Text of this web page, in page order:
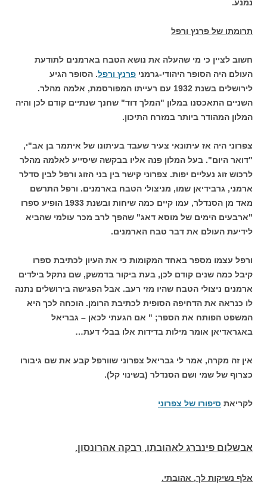
נמנע.
תרומתו של פרנץ ורפל
חשוב לציין כי מי שהעלה את נושא הטבח בארמנים לתודעת
העולם היה הסופר היהודי-גרמני פרנץ ורפל. הסופר הגיע
לירושלים בשנת 1932 עם רעייתו המפורסמת, אלמה מהלר.
השניים התאכסנו במלון "המלך דוד" שחנך שנתיים קודם לכן והיה
המלון המהודר ביותר במזרח התיכון.
צפרוני היה אז עיתונאי צעיר שעבד בעיתונו של איתמר בן אב"י,
"דואר היום". בעל המלון פנה אליו בבקשה שיסייע לאלמה מהלר
לרכוש זוג נעליים יפות. צפרוני קישר בין בני הזוג ורפל לבין סדלר
ארמני, גרבידיאן שמו, מניצולי הטבח בארמנים. ורפל התרשם
מאד מן הסנדלר, עמו קיים כמה שיחות ובשנת 1933 הופיע ספרו
"ארבעים הימים של מוסא דאג" שהפך לרב מכר עולמי שהביא
לידיעת העולם את דבר טבח הארמנים.
ורפל עצמו מספר באחד המקומות כי את העיון לכתיבת ספרו
קיבל כמה שנים קודם לכן, בעת ביקור בדמשק, שם נתקל בילדים
ארמנים ניצולי הטבח שהיו מזי רעב. אבל הפגישה בירושלים נתנה
לו כנראה את הדחיפה הסופית לכתיבת הרומן. הוכחה לכך היא
המשפט הפותח את הספר; " אם הגעתי לכאן – גבריאל
באגראדיאן אומר מילות בדידות אלו בבלי דעת…
אין זה מקרה, אמר לי גבריאל צפרוני שוורפל קבע את שם גיבורו
כצרוף של שמי ושם הסנדלר (בשינוי קל).
לקריאת סיפורו של צפרוני
אבשלום פינברג לאהובתו, רבקה אהרונסון.
אלף נשיקות לך, אהובתי.